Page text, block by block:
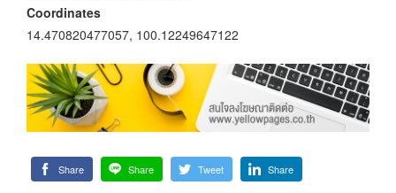
Coordinates
14.470820477057, 100.12249647122
Share Share Tweet Share